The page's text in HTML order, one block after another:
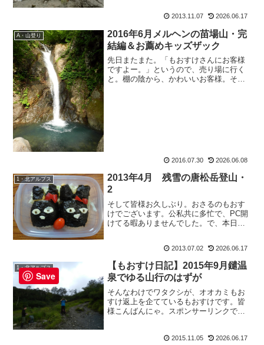
ー、すごい鉄分の温泉があってよかった
2013.11.07 2026.06.17
A・山登り
2016年6月メルヘンの苗場山・完
結編＆お薦めキッズザック
先日またまた。「もおすけさんにお客様
ですよー。」というので、売り場に行く
と。棚の陰から、かわいいお客様。そ
2016.07.30 2026.06.08
1・北アルプス
2013年4月 残雪の唐松岳登山・
2
そして皆様お久しぶり。おさるのもおす
けでございます。公私共に多忙で、PC開
けてる暇ありませんでした。で、本日は
重なりまして。イ：『僕、今日もキャラ
弁なんです♪』も：『な...
2013.07.02 2026.06.17
1・北アルプス
【もおすけ日記】2015年9月鑓温
泉でゆる山行のはずが
そんなわけでワタクシが、オオカミもお
すけ返上を企てているもおすけです。皆
様こんばんにゃ。スポンサーリンクでも
ーーン。断捨離アンなもおすけんちに
2015.11.05 2026.06.17
Save